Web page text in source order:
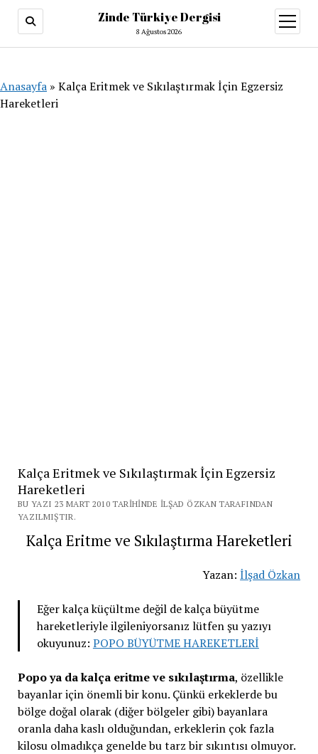
Zinde Türkiye Dergisi
8 Ağustos 2026
aç
Anasayfa » Kalça Eritmek ve Sıkılaştırmak İçin Egzersiz
Hareketleri
Kalça Eritmek ve Sıkılaştırmak İçin Egzersiz
Hareketleri
BU YAZI 23 MART 2010 TARIHINDE İLŞAD ÖZKAN TARAFINDAN
YAZILMIŞTIR.
Kalça Eritme ve Sıkılaştırma Hareketleri
Yazan:İlşad Özkan
Eğer kalça küçültme değil de kalça büyütme
hareketleriyle ilgileniyorsanız lütfen şu yazıyı
okuyunuz: POPO BÜYÜTME HAREKETLERİ
Popo ya da kalça eritme ve sıkılaştırma, özellikle
bayanlar için önemli bir konu. Çünkü erkeklerde bu
bölge doğal olarak (diğer bölgeler gibi) bayanlara
oranla daha kaslı olduğundan, erkeklerin çok fazla
kilosu olmadıkça genelde bu tarz bir sıkıntısı olmuyor.